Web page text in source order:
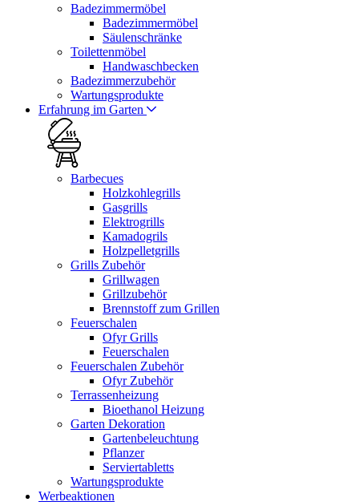
Badezimmermöbel
Badezimmermöbel
Säulenschränke
Toilettenmöbel
Handwaschbecken
Badezimmerzubehör
Wartungsprodukte
Erfahrung im Garten
Barbecues
Holzkohlegrills
Gasgrills
Elektrogrills
Kamadogrils
Holzpelletgrills
Grills Zubehör
Grillwagen
Grillzubehör
Brennstoff zum Grillen
Feuerschalen
Ofyr Grills
Feuerschalen
Feuerschalen Zubehör
Ofyr Zubehör
Terrassenheizung
Bioethanol Heizung
Garten Dekoration
Gartenbeleuchtung
Pflanzer
Serviertabletts
Wartungsprodukte
Werbeaktionen